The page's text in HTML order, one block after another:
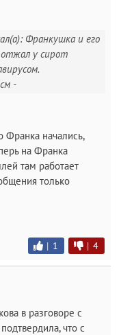
Франкушка и его
у сирот
-
начались,
на Франка
там работает
только
| 1 | 4
в разговоре с
что с